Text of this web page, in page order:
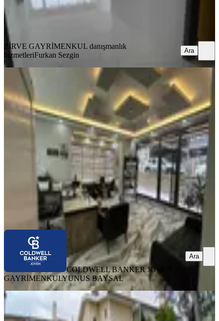
ZİRVE GAYRİMENKUL danışmanlık hizmetleri
Ara
ZİRVE GAYRİMENKUL danışmanlık
hizmetleriFurkan Sezgin Ara
Metro Ve Yeni Adliye Yanında Kiralık
Yenimahalle, Demetgül Mahallesi
3 Oda·100 m²·Düz Giriş (Zemin)·13.05.2026
40.000 ₺
COLDWELL BANKER JOVEN GAYRİMENKUL
YUNUS
COLDWELL BANKER JOVEN
GAYRİMENKULYUNUS BAYSAL
Ara
Batıkent Uğur Mumcu Da Hazır
Kurulu Ofis 3 Katlı+bahçe Li